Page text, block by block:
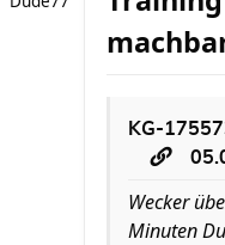
KG-
Wecker
Minuten